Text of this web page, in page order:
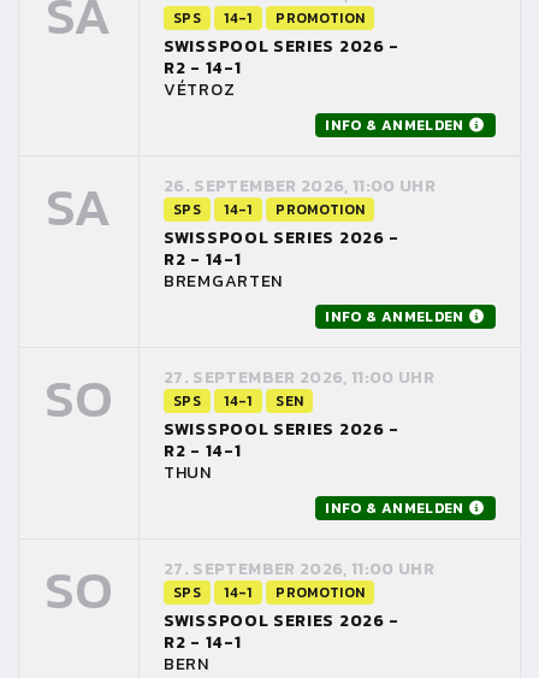
SPS 14-1 PROMOTION
SWISSPOOL SERIES 2026 -
R2 - 14-1
VÉTROZ
INFO & ANMELDEN
SA 26. SEPTEMBER 2026, 11:00 UHR
SPS 14-1 PROMOTION
SWISSPOOL SERIES 2026 -
R2 - 14-1
BREMGARTEN
INFO & ANMELDEN
SO 27. SEPTEMBER 2026, 11:00 UHR
SPS 14-1 SEN
SWISSPOOL SERIES 2026 -
R2 - 14-1
THUN
INFO & ANMELDEN
SO 27. SEPTEMBER 2026, 11:00 UHR
SPS 14-1 PROMOTION
SWISSPOOL SERIES 2026 -
R2 - 14-1
BERN